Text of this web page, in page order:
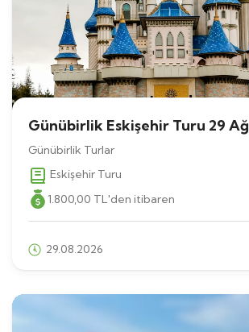
Günübirlik Eskişehir Turu 29
Günübirlik Turlar
Eskişehir Turu
1.800,00 TL'den itibaren
29.08.2026